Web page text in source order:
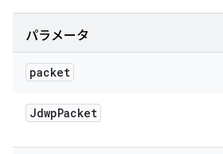
パラメータ
packet
JdwpPacket